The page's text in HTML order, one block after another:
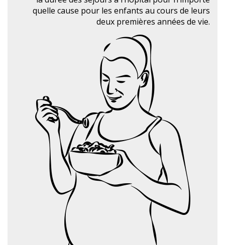
quelle cause pour les enfants au cours de leurs
deux premières années de vie.